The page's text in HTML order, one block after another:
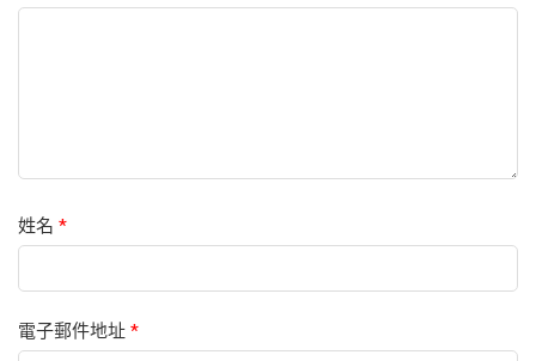
姓名 *
電子郵件地址 *